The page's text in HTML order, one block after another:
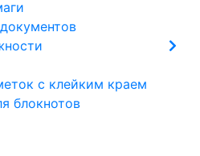
с клейким краем
блокнотов